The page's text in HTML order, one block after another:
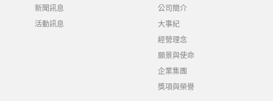
新聞訊息
活動訊息
公司簡介
大事紀
經營理念
願景與使命
企業集團
獎項與榮譽